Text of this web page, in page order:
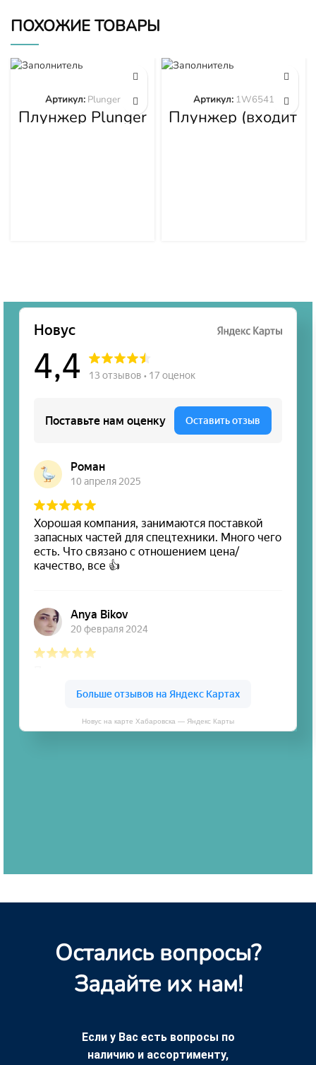
ПОХОЖИЕ ТОВАРЫ
Плунжер Plunger
Артикул: Plunger
Плунжер (входит
в 1W6539)
Артикул: 1W6541
Новус на карте Хабаровска — Яндекс Карты
Остались вопросы?
Задайте их нам!
Если у Вас есть вопросы по
наличию и ассортименту,